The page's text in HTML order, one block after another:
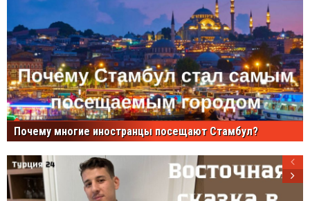
Почему многие иностранцы посещают Стамбул?